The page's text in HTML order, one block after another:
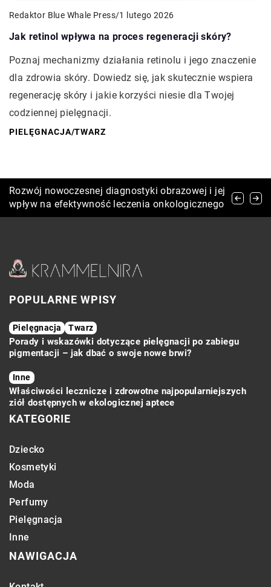
Redaktor Blue Whale Press/1 lutego 2026
Jak retinol wpływa na proces regeneracji skóry?
Poznaj mechanizmy działania retinolu i jego znaczenie
dla zdrowia skóry. Dowiedz się, jak skutecznie wspiera
regenerację skóry i jakie korzyści niesie dla Twojej
codziennej pielęgnacji.
PIELĘGNACJA/TWARZ
Jak kolagen i kwas hialuronowy wpływają na
zdrowie i wygląd naszej skóry?
Rozwój nowoczesnej diagnostyki obrazowej i jej
wpływ na efektywność leczenia onkologicznego
Jak kask rowerowy może zwiększyć twoje
bezpieczeństwo podczas jazdy?
POPULARNE WPISY
Pielęgnacja Twarz
Porady i wskazówki dotyczące pielęgnacji po zabiegu
pigmentacji – jak dbać o swoje nowe brwi?
Inne
Właściwości lecznicze i zdrowotne najpopularniejszych
ziół dostępnych w ekologicznej aptece
KATEGORIE
Dziecko
Kosmetyki
Moda
Perfumy
Pielęgnacja
Inne
NAWIGACJA